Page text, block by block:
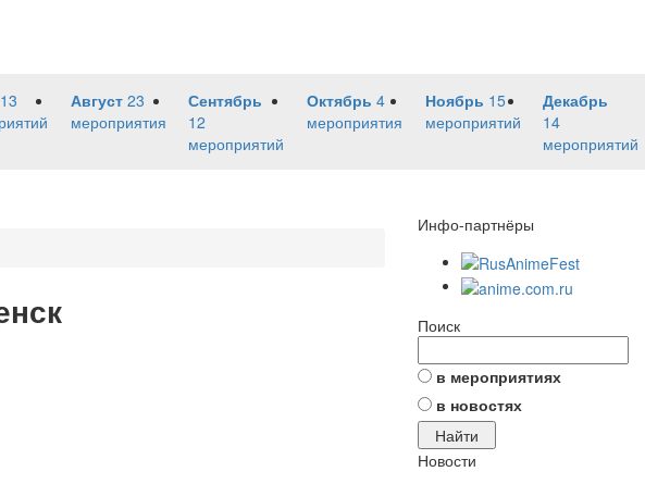
13
Август 23
мероприятия
Сентябрь
12
мероприятий
Октябрь 4
мероприятия
Ноябрь 15
мероприятий
Декабрь
14
мероприятий
Инфо-партнёры
Поиск
в мероприятиях
в новостях
Новости